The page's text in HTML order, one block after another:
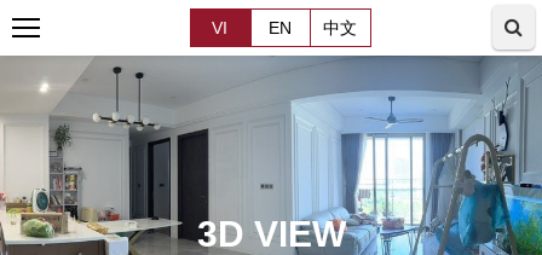
VI EN 中文
3D VIEW